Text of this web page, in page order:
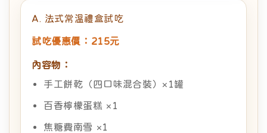
A. 法式常溫禮盒試吃
試吃優惠價：215元
內容物：
手工餅乾（四口味混合裝）×1罐
百香檸檬蛋糕 ×1
焦糖費南雪 ×1